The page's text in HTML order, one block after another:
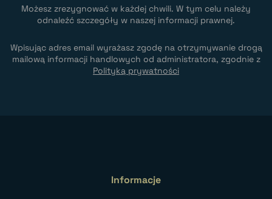
Możesz zrezygnować w każdej chwili. W tym celu należy
odnaleźć szczegóły w naszej informacji prawnej.
Wpisując adres email wyrażasz zgodę na otrzymywanie drogą
mailową informacji handlowych od administratora, zgodnie z
Polityką prywatności
Informacje